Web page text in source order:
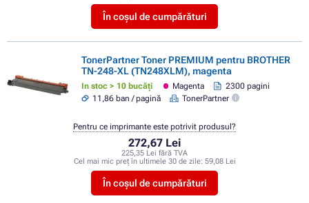
În coșul de cumpărături
TonerPartner Toner PREMIUM pentru BROTHER
TN-248-XL (TN248XLM), magenta
In stoc > 10 bucăți Magenta
2300 pagini
11,86 ban / pagină
TonerPartner
272,67 Lei
225,35 Lei fără TVA
Cel mai mic preț în ultimele 30 de zile: 59,08 Lei
În coșul de cumpărături
Pentru ce imprimante este potrivit produsul?